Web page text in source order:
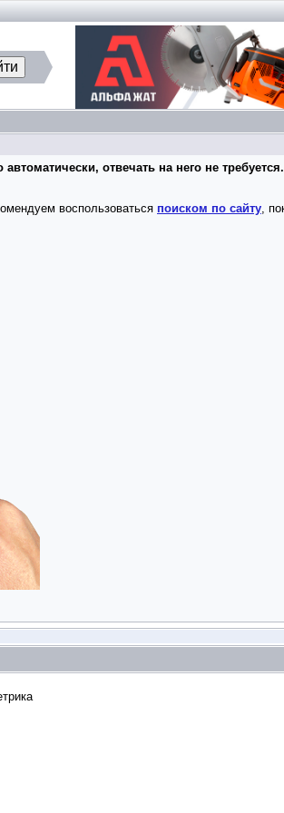
отвечать на него не требуется.
воспользоваться поиском по сайту,